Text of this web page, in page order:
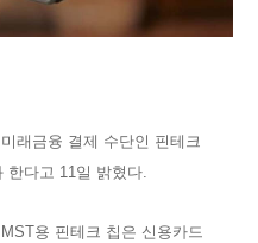
래금융 결제 수단인 핀테크
한다고 11일 밝혔다.
용 핀테크 칩은 신용카드